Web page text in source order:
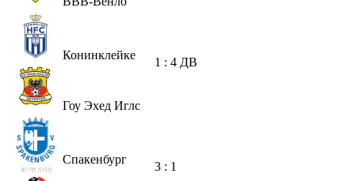
Конинклейке
Гоу Эхед Иглс
1 : 4 ДВ
Спакенбург
3 : 1